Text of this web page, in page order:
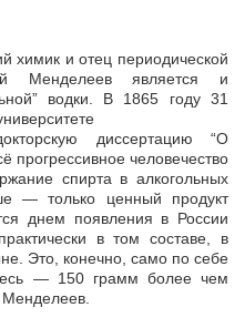
химик и отец периодической
Менделеев является и
водки. В 1865 году 31
диссертацию “О
прогрессивное человечество
спирта в алкогольных
— только ценный продукт
днем появления в России
в том составе, в
Это, конечно, само по себе
— 150 грамм более чем
Менделеев.